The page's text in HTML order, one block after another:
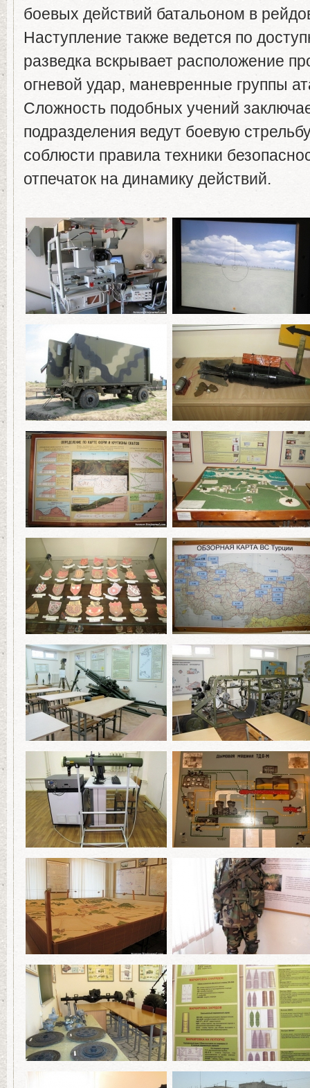
боевых действий батальоном в
Наступление также ведется по
разведка вскрывает расположение
огневой удар, маневренные группы
Сложность подобных учений
подразделения ведут боевую
соблюсти правила техники
отпечаток на динамику действий.